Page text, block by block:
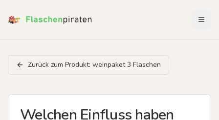
Zurück zum Produkt: weinpaket 3 Flaschen
Welchen Einfluss haben